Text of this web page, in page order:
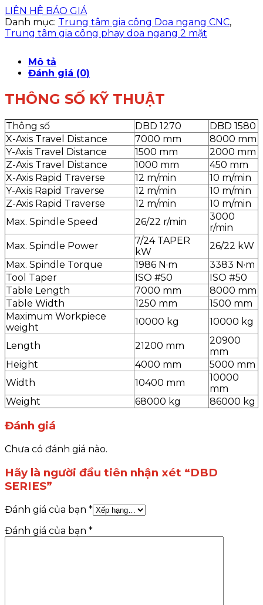
LIÊN HỆ BÁO GIÁ
Danh mục: Trung tâm gia công Doa ngang CNC,
Trung tâm gia công phay doa ngang 2 mặt
Mô tả
Đánh giá (0)
THÔNG SỐ KỸ THUẬT
Thông số DBD 1270
DBD 1580
X-Axis Travel Distance
7000 mm
8000 mm
Y-Axis Travel Distance
1500 mm
2000 mm
Z-Axis Travel Distance
1000 mm
450 mm
X-Axis Rapid Traverse
12 m/min
10 m/min
Y-Axis Rapid Traverse
12 m/min
10 m/min
Z-Axis Rapid Traverse
12 m/min
10 m/min
Max. Spindle Speed
26/22 r/min
3000
r/min
Max. Spindle Power
7/24 TAPER
kW
26/22 kW
Max. Spindle Torque
1986 N·m
3383 N·m
Tool Taper
ISO #50
ISO #50
Table Length
7000 mm
8000 mm
Table Width
1250 mm
1500 mm
Maximum Workpiece
weight
10000 kg 10000 kg
Length 21200 mm
20900
mm
Height
4000 mm
5000 mm
Width
10400 mm
10000
mm
Weight
68000 kg 86000 kg
Đánh giá
Chưa có đánh giá nào.
Hãy là người đầu tiên nhận xét “DBD
SERIES”
Đánh giá của bạn *
Đánh giá của bạn *